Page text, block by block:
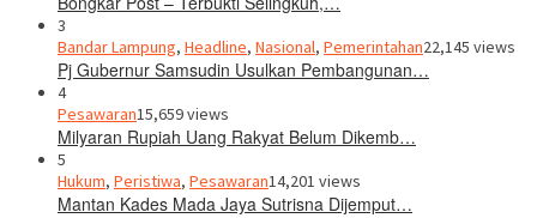
3
Bandar Lampung, Headline, Nasional, Pemerintahan22,145 views
Pj Gubernur Samsudin Usulkan Pembangunan…
4
Pesawaran15,659 views
Milyaran Rupiah Uang Rakyat Belum Dikemb…
5
Hukum, Peristiwa, Pesawaran14,201 views
Mantan Kades Mada Jaya Sutrisna Dijemput…